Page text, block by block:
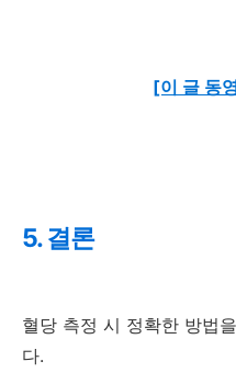
[이 글 동
5. 결론
혈당 측정 시 정확한 방법
다.